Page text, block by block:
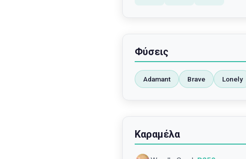
Φύσεις
Adamant Brave Lonely
Καραμέλα